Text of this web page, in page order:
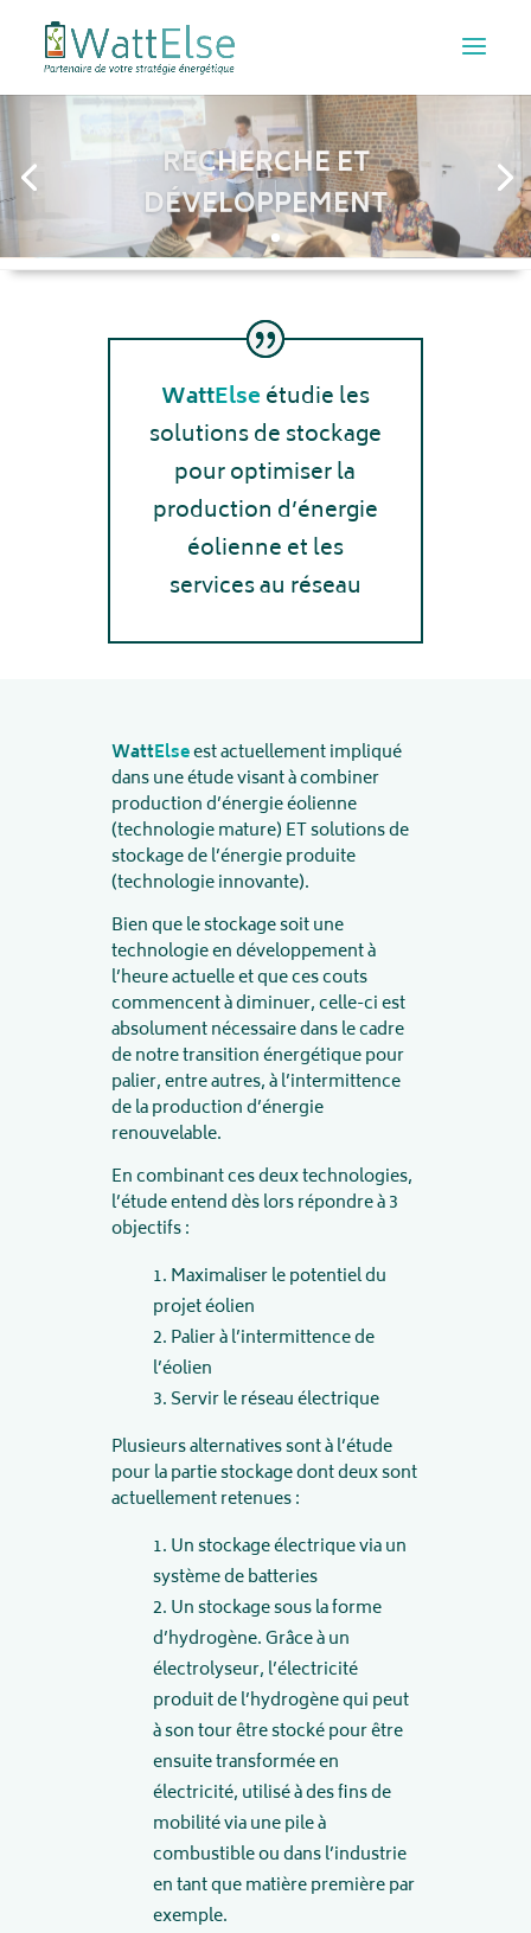
RECHERCHE ET
DÉVELOPPEMENT
WattElseétudie les
solutions de stockage
pour optimiser la
production d’énergie
éolienne et les
services au réseau
WattElseest actuellement impliqué
dans une étude visant à combiner
production d’énergie éolienne
(technologie mature) ET solutions de
stockage de l’énergie produite
(technologie innovante).
Bien que le stockage soit une
technologie en développement à
l’heure actuelle et que ces couts
commencent à diminuer, celle-ci est
absolument nécessaire dans le cadre
de notre transition énergétique pour
palier, entre autres, à l’intermittence
de la production d’énergie
renouvelable.
En combinant ces deux technologies,
l’étude entend dès lors répondre à 3
objectifs :
Maximaliser le potentiel du
projet éolien
Palier à l’intermittence de
l’éolien
Servir le réseau électrique
Plusieurs alternatives sont à l’étude
pour la partie stockage dont deux sont
actuellement retenues :
Un stockage électrique via un
système de batteries
Un stockage sous la forme
d’hydrogène. Grâce à un
électrolyseur, l’électricité
produit de l’hydrogène qui peut
à son tour être stocké pour être
ensuite transformée en
électricité, utilisé à des fins de
mobilité via une pile à
combustible ou dans l’industrie
en tant que matière première par
exemple.